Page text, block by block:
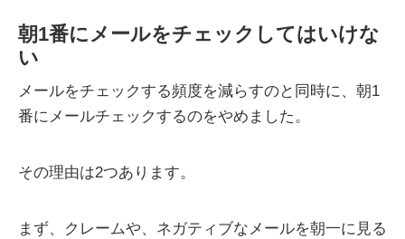
朝1番にメールをチェックしてはいけな
い
メールをチェックする頻度を減らすのと同時に、朝1
番にメールチェックするのをやめました。
その理由は2つあります。
まず、クレームや、ネガティブなメールを朝一に見る